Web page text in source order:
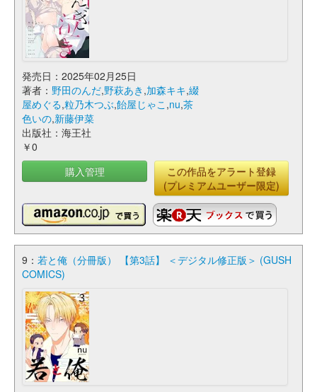
発売日：2025年02月25日
著者： 野田のんだ,野萩あき ,加森キキ,綴
屋めぐる,粒乃木つぶ,飴屋じゃこ ,nu,茶
色いの,新藤伊菜
出版社：海王社
￥0
購入管理
この作品をアラート登録
(プレミアムユーザー限定)
9： 若と俺（分冊版） 【第3話】 ＜デジタル修正版＞ (GUSH
COMICS)